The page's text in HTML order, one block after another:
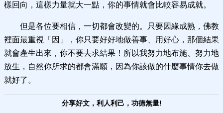
樣回向，這樣力量就大一點，你的事情就會比較容易成就。
但是各位要相信，一切都會改變的。只要因緣成熟，佛教
裡面最重視「因」，你只要好好地做善事、用好心，那個結果
就會產生出來，你不要去求結果！所以我努力地布施、努力地
放生，自然你所求的都會滿願，因為你該做的什麼事情你去做
就好了。
分享好文，利人利己，功德無量!